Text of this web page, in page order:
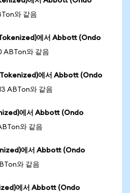
와 같음
에서 Abbott (Ondo
ABTon와 같음
에서 Abbott (Ondo
ABTon와 같음
에서 Abbott (Ondo
와 같음
에서 Abbott (Ondo
와 같음
에서 Abbott (Ondo